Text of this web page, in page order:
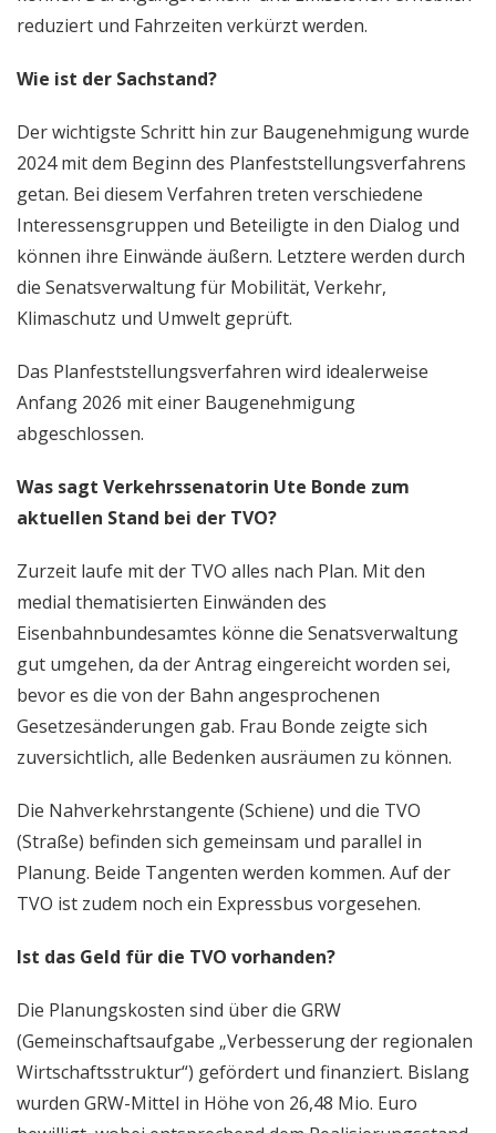
reduziert und Fahrzeiten verkürzt werden.
Wie ist der Sachstand?
Der wichtigste Schritt hin zur Baugenehmigung wurde
2024 mit dem Beginn des Planfeststellungsverfahrens
getan. Bei diesem Verfahren treten verschiedene
Interessensgruppen und Beteiligte in den Dialog und
können ihre Einwände äußern. Letztere werden durch
die Senatsverwaltung für Mobilität, Verkehr,
Klimaschutz und Umwelt geprüft.
Das Planfeststellungsverfahren wird idealerweise
Anfang 2026 mit einer Baugenehmigung
abgeschlossen.
Was sagt Verkehrssenatorin Ute Bonde zum
aktuellen Stand bei der TVO?
Zurzeit laufe mit der TVO alles nach Plan. Mit den
medial thematisierten Einwänden des
Eisenbahnbundesamtes könne die Senatsverwaltung
gut umgehen, da der Antrag eingereicht worden sei,
bevor es die von der Bahn angesprochenen
Gesetzesänderungen gab. Frau Bonde zeigte sich
zuversichtlich, alle Bedenken ausräumen zu können.
Die Nahverkehrstangente (Schiene) und die TVO
(Straße) befinden sich gemeinsam und parallel in
Planung. Beide Tangenten werden kommen. Auf der
TVO ist zudem noch ein Expressbus vorgesehen.
Ist das Geld für die TVO vorhanden?
Die Planungskosten sind über die GRW
(Gemeinschaftsaufgabe „Verbesserung der regionalen
Wirtschaftsstruktur“) gefördert und finanziert. Bislang
wurden GRW-Mittel in Höhe von 26,48 Mio. Euro